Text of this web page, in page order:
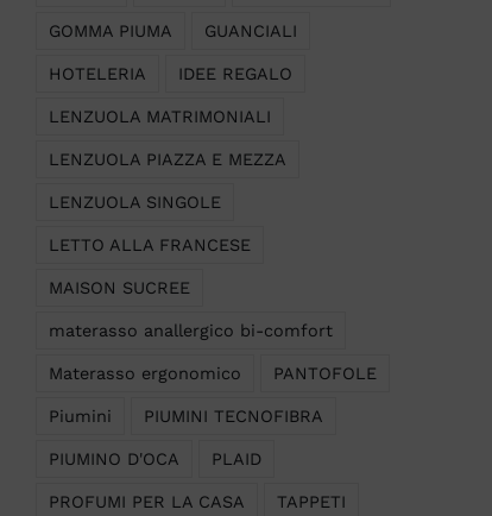
GOMMA PIUMA GUANCIALI
HOTELERIA IDEE REGALO
LENZUOLA MATRIMONIALI
LENZUOLA PIAZZA E MEZZA
LENZUOLA SINGOLE
LETTO ALLA FRANCESE
MAISON SUCREE
materasso anallergico bi-comfort
Materasso ergonomico PANTOFOLE
Piumini PIUMINI TECNOFIBRA
PIUMINO D'OCA PLAID
PROFUMI PER LA CASA TAPPETI